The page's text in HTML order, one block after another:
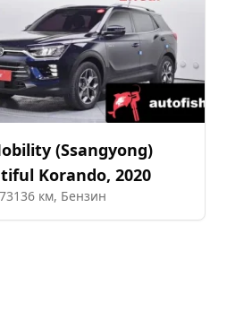
(Ssangyong)
Korando, 2020
73136 км, Бензин